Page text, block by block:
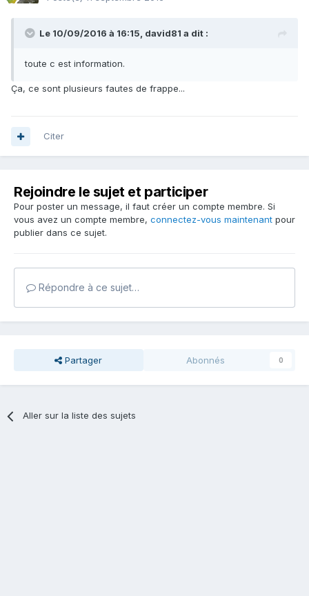
Le 10/09/2016 à 16:15, david81 a dit :
toute c est information.
Ça, ce sont plusieurs fautes de frappe...
Citer
Rejoindre le sujet et participer
Pour poster un message, il faut créer un compte membre. Si
vous avez un compte membre, connectez-vous maintenant pour
publier dans ce sujet.
Répondre à ce sujet…
Partager Abonnés 0
Aller sur la liste des sujets